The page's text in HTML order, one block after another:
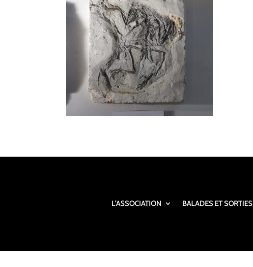
L’ASSOCIATION BALADES ET SORTIES